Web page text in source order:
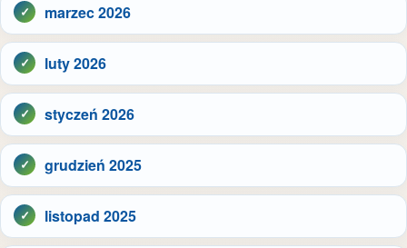
marzec 2026
luty 2026
styczeń 2026
grudzień 2025
listopad 2025